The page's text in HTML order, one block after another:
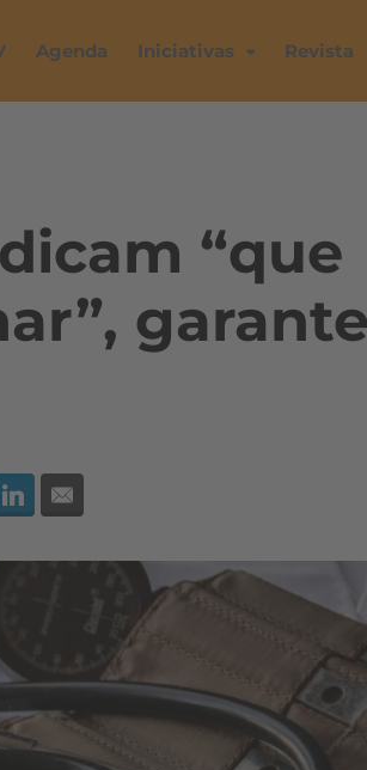
Agenda Iniciativas Revista
“que